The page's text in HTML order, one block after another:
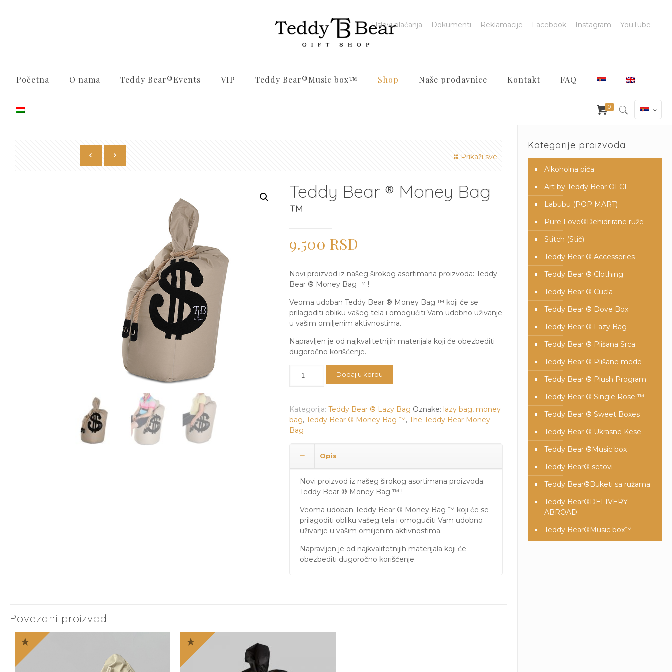
Početna O nama Teddy Bear®️Events VIP Teddy Bear®️Music box™️ Shop Naše prodavnice Kontakt FAQ
Uslovi plaćanja Dokumenti Reklamacije Facebook Instagram YouTube
0
Prikaži sve
Teddy Bear ® Money Bag
™
9.500 RSD
Novi proizvod iz našeg širokog asortimana proizvoda: Teddy
Bear ® Money Bag ™ !
Veoma udoban Teddy Bear ® Money Bag ™ koji će se
prilagoditi obliku vašeg tela i omogućiti Vam udobno uživanje
u vašim omiljenim aktivnostima.
Napravljen je od najkvalitetnijih materijala koji će obezbediti
dugoročno korišćenje.
Bear
Bag
™
količina
Dodaj u korpu
Kategorija: Teddy Bear ® Lazy Bag Oznake: lazy bag, money
bag, Teddy Bear ® Money Bag ™, The Teddy Bear Money
Bag
Opis
Novi proizvod iz našeg širokog asortimana proizvoda:
Teddy Bear ® Money Bag ™ !
Veoma udoban Teddy Bear ® Money Bag ™ koji će se
prilagoditi obliku vašeg tela i omogućiti Vam udobno
uživanje u vašim omiljenim aktivnostima.
Napravljen je od najkvalitetnijih materijala koji će
obezbediti dugoročno korišćenje.
Povezani proizvodi
Kategorije proizvoda
Alkoholna pića
Art by Teddy Bear OFCL
Labubu (POP MART)
Pure Love®️Dehidrirane ruže
Stitch (Stič)
Teddy Bear ® Accessories
Teddy Bear ® Clothing
Teddy Bear ® Cucla
Teddy Bear ® Dove Box
Teddy Bear ® Lazy Bag
Teddy Bear ® Plišana Srca
Teddy Bear ® Plišane mede
Teddy Bear ® Plush Program
Teddy Bear ® Single Rose ™
Teddy Bear ® Sweet Boxes
Teddy Bear ® Ukrasne Kese
Teddy Bear ®Music box
Teddy Bear® setovi
Teddy Bear®️Buketi sa ružama
Teddy Bear®️DELIVERY
ABROAD
Teddy Bear®️Music box™️